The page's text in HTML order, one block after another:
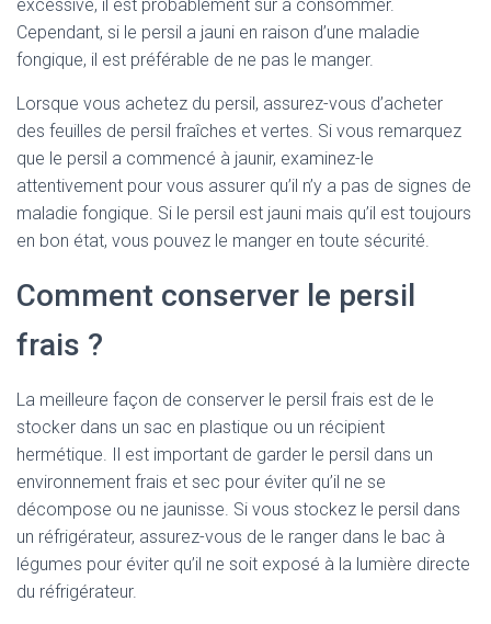
excessive, il est probablement sûr à consommer.
Cependant, si le persil a jauni en raison d’une maladie
fongique, il est préférable de ne pas le manger.
Lorsque vous achetez du persil, assurez-vous d’acheter
des feuilles de persil fraîches et vertes. Si vous remarquez
que le persil a commencé à jaunir, examinez-le
attentivement pour vous assurer qu’il n’y a pas de signes de
maladie fongique. Si le persil est jauni mais qu’il est toujours
en bon état, vous pouvez le manger en toute sécurité.
Comment conserver le persil
frais ?
La meilleure façon de conserver le persil frais est de le
stocker dans un sac en plastique ou un récipient
hermétique. Il est important de garder le persil dans un
environnement frais et sec pour éviter qu’il ne se
décompose ou ne jaunisse. Si vous stockez le persil dans
un réfrigérateur, assurez-vous de le ranger dans le bac à
légumes pour éviter qu’il ne soit exposé à la lumière directe
du réfrigérateur.